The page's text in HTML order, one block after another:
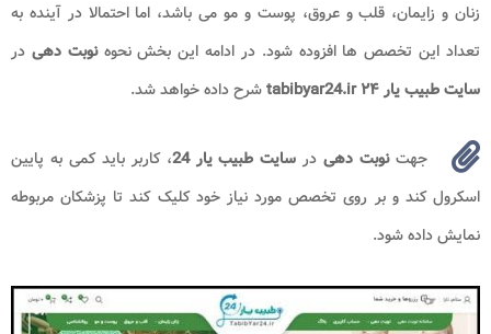
زنان و زایمان، قلب و عروق، پوست و مو می باشد، اما احتمالا در آینده به
تعداد این تخصص ها افزوده شود. در ادامه این بخش نحوهنوبت دهی در
سایت طبیب یار ۲۴ tabibyar24.ir
شرح داده خواهد شد.
جهتنوبت دهیدر سایت طبیب یار 24
، کاربر باید کمی به پایین
اسکرول کند و بر روی تخصص مورد نیاز خود کلیک کند تا پزشکان مربوطه
نمایش داده شود.